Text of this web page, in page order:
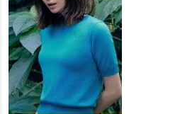
шилдгүүд шалгарав
2026 оны 7 сар 15 / 11 цаг 45 минут
Үндэсний их баяр наадмын сур
шагналыг нийслэлийн Засаг дарга
Улаанбаатар хотын Захирагч
гардууллаа
2026 оны 7 сар 15 / 11 цаг 41 минут